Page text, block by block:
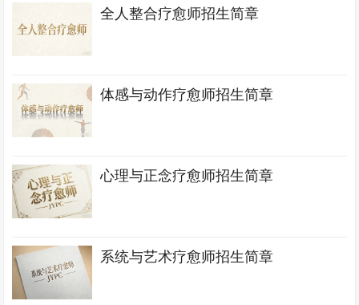
全人整合疗愈师招生简章
体感与动作疗愈师招生简章
心理与正念疗愈师招生简章
系统与艺术疗愈师招生简章